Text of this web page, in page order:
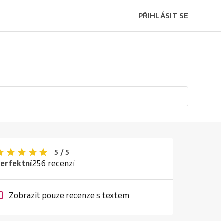
PŘIHLÁSIT SE
5 / 5
256 recenzí
Zobrazit pouze recenze s textem